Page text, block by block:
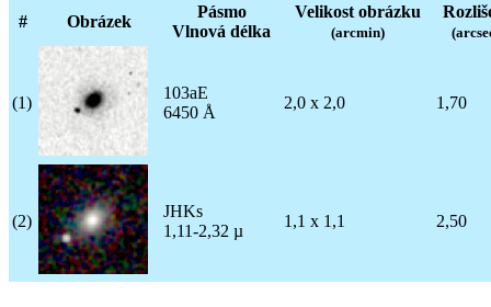
# Obrázek
Pásmo
Vlnová délka
Velikost obrázku
(arcmin)
(1)
103aE
6450 Å
2,0 x 2,0 1,70
(2)
JHKs
1,11-2,32 µ
1,1 x 1,1 2,50